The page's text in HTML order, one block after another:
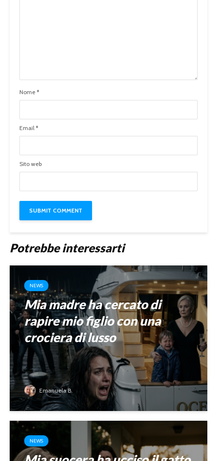
Nome *
Email *
Sito web
Potrebbe interessarti
NEWS
Mia madre ha cercato di
rapire mio figlio con una
crociera di lusso
Emanuela B.
NEWS